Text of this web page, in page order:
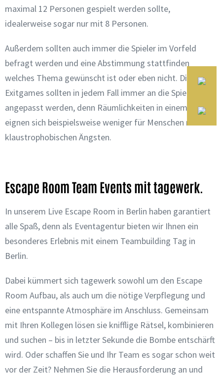
maximal 12 Personen gespielt werden sollte,
idealerweise sogar nur mit 8 Personen.
Außerdem sollten auch immer die Spieler im Vorfeld
befragt werden und eine Abstimmung stattfinden
welches Thema gewünscht ist oder eben nicht. Diese
Exitgames sollten in jedem Fall immer an die Spieler
angepasst werden, denn Räumlichkeiten in einem Keller
eignen sich beispielsweise weniger für Menschen mit
klaustrophobischen Ängsten.
Escape Room Team Events mit tagewerk.
In unserem Live Escape Room in Berlin haben garantiert
alle Spaß, denn als Eventagentur bieten wir Ihnen ein
besonderes Erlebnis mit einem Teambuilding Tag in
Berlin.
Dabei kümmert sich tagewerk sowohl um den Escape
Room Aufbau, als auch um die nötige Verpflegung und
eine entspannte Atmosphäre im Anschluss. Gemeinsam
mit Ihren Kollegen lösen sie knifflige Rätsel, kombinieren
und suchen – bis in letzter Sekunde die Bombe entschärft
wird. Oder schaffen Sie und Ihr Team es sogar schon weit
vor der Zeit? Nehmen Sie die Herausforderung an und